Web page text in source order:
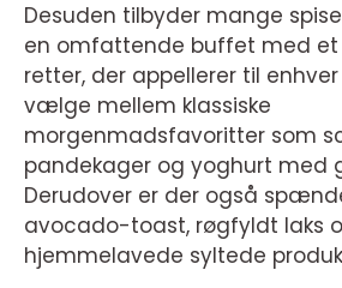
Desuden tilbyder mange
en omfattende buffet med
retter, der appellerer til
vælge mellem klassiske
morgenmadsfavoritter som
pandekager og yoghurt med
Derudover er der også
avocado-toast, røgfyldt laks
hjemmelavede syltede